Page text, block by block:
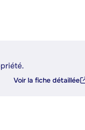
Voir la fiche détaillée